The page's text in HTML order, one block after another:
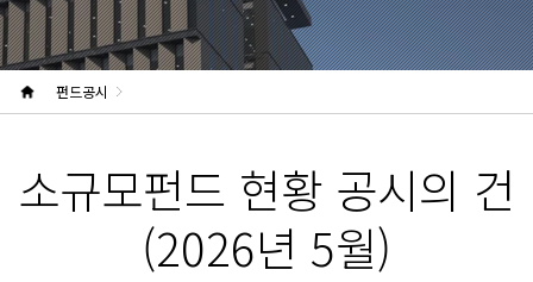
펀드공시
소규모펀드 현황 공시의 건
(2026년 5월)